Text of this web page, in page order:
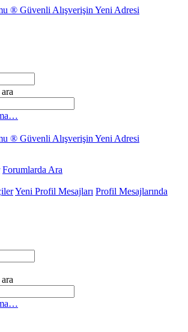
ara
Forumlarda Ara
Yeni Profil Mesajları Profil Mesajlarında
ara